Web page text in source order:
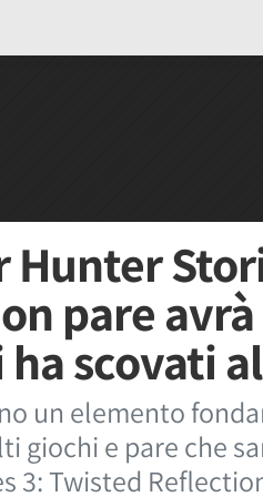
Hunter
pare
scovati
un elemento
giochi e pare che
3: Twisted